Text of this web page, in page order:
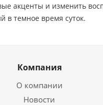
акценты и изменить
в темное время суток.
Компания
О компании
Новости